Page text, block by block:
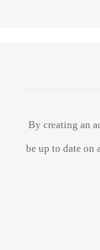
By creating an
be up to date on